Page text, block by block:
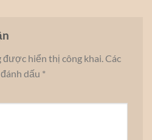
được hiển thị công khai. Các
dấu *